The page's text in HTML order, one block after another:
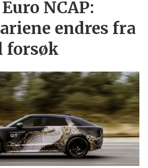
NCAP:
endres fra
forsøk